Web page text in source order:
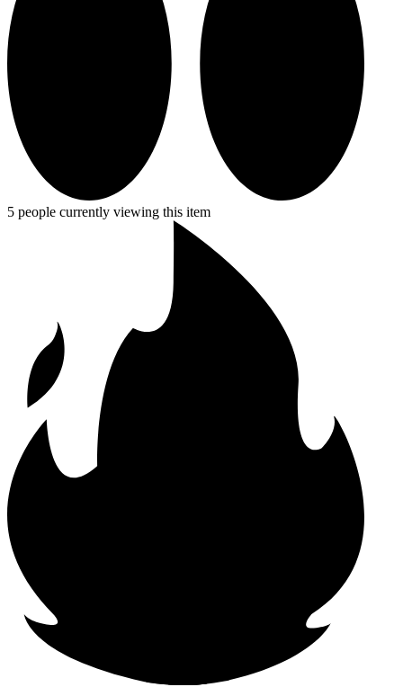
5 people currently viewing this item